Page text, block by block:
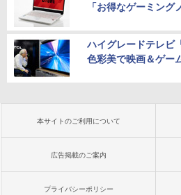
「お得なゲーミング
ハイグレードテレビ
色彩美で映画＆ゲー
本サイトのご利用について
広告掲載のご案内
プライバシーポリシー